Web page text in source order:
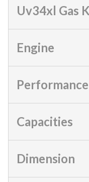
Uv34xl Gas
Engine
Performance
Capacities
Dimension